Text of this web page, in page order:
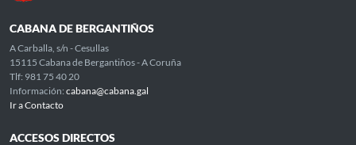
CABANA DE BERGANTIÑOS
A Carballa, s/n - Cesullas
15115 Cabana de Bergantiños - A Coruña
Tlf: 981 75 40 20
Información: cabana@cabana.gal
Ir a Contacto
ACCESOS DIRECTOS